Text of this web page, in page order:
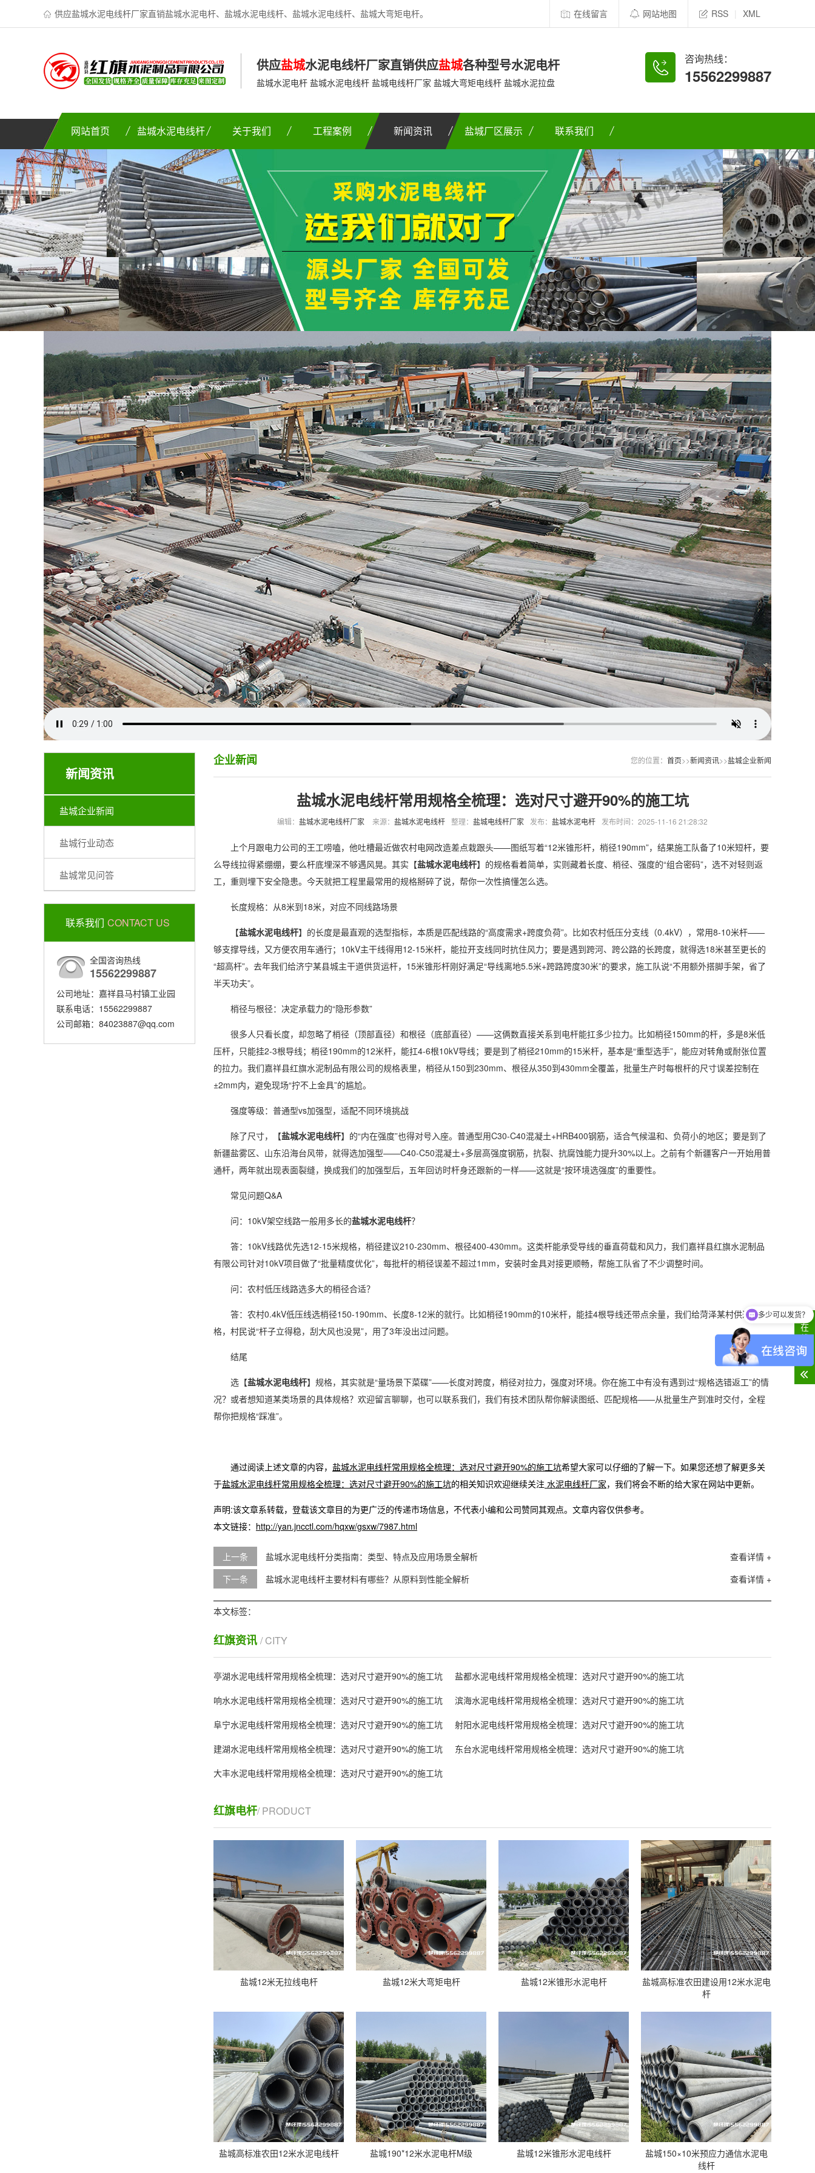
供应盐城水泥电线杆厂家直销盐城水泥电杆、盐城水泥电线杆、盐城水泥电线杆、盐城大弯矩电杆。 在线留言 网站地图 RSS XML
供应盐城水泥电线杆厂家直销供应盐城各种型号水泥电杆
盐城水泥电杆 盐城水泥电线杆 盐城电线杆厂家 盐城大弯矩电线杆 盐城水泥拉盘
咨询热线：
15562299887
网站首页 盐城水泥电线杆 关于我们 工程案例 新闻资讯 盐城厂区展示 联系我们
新闻资讯
盐城企业新闻
盐城行业动态
盐城常见问答
联系我们 CONTACT US
全国咨询热线
15562299887
公司地址：嘉祥县马村镇工业园
联系电话：15562299887
公司邮箱：84023887@qq.com
您的位置： 首页>>新闻资讯>>盐城企业新闻
企业新闻
盐城水泥电线杆常用规格全梳理：选对尺寸避开90%的施工坑
编辑： 盐城水泥电线杆厂家 来源： 盐城水泥电线杆 整理： 盐城电线杆厂家 发布： 盐城水泥电杆 发布时间：2025-11-16 21:28:32
上个月跟电力公司的王工唠嗑，他吐槽最近做农村电网改造差点栽跟头——图纸写着“12米锥形杆，梢径190mm”，结果施工队备了10米短杆，要
么导线拉得紧绷绷，要么杆底埋深不够遇风晃。其实【盐城水泥电线杆】的规格看着简单，实则藏着长度、梢径、强度的“组合密码”，选不对轻则返
工，重则埋下安全隐患。今天就把工程里最常用的规格掰碎了说，帮你一次性搞懂怎么选。
长度规格：从8米到18米，对应不同线路场景
【盐城水泥电线杆】的长度是最直观的选型指标，本质是匹配线路的“高度需求+跨度负荷”。比如农村低压分支线（0.4kV），常用8-10米杆——
够支撑导线，又方便农用车通行；10kV主干线得用12-15米杆，能拉开支线同时抗住风力；要是遇到跨河、跨公路的长跨度，就得选18米甚至更长的
“超高杆”。去年我们给济宁某县城主干道供货运杆，15米锥形杆刚好满足“导线离地5.5米+跨路跨度30米”的要求，施工队说“不用额外搭脚手架，省了
半天功夫”。
梢径与根径：决定承载力的“隐形参数”
很多人只看长度，却忽略了梢径（顶部直径）和根径（底部直径）——这俩数直接关系到电杆能扛多少拉力。比如梢径150mm的杆，多是8米低
压杆，只能挂2-3根导线；梢径190mm的12米杆，能扛4-6根10kV导线；要是到了梢径210mm的15米杆，基本是“重型选手”，能应对转角或耐张位置
的拉力。我们嘉祥县红旗水泥制品有限公司的规格表里，梢径从150到230mm、根径从350到430mm全覆盖，批量生产时每根杆的尺寸误差控制在
±2mm内，避免现场“拧不上金具”的尴尬。
强度等级：普通型vs加强型，适配不同环境挑战
除了尺寸，【盐城水泥电线杆】的“内在强度”也得对号入座。普通型用C30-C40混凝土+HRB400钢筋，适合气候温和、负荷小的地区；要是到了
新疆盐雾区、山东沿海台风带，就得选加强型——C40-C50混凝土+多层高强度钢筋，抗裂、抗腐蚀能力提升30%以上。之前有个新疆客户一开始用普
通杆，两年就出现表面裂缝，换成我们的加强型后，五年回访时杆身还跟新的一样——这就是“按环境选强度”的重要性。
常见问题Q&A
问：10kV架空线路一般用多长的盐城水泥电线杆？
答：10kV线路优先选12-15米规格，梢径建议210-230mm、根径400-430mm。这类杆能承受导线的垂直荷载和风力，我们嘉祥县红旗水泥制品
有限公司针对10kV项目做了“批量精度优化”，每批杆的梢径误差不超过1mm，安装时金具对接更顺畅，帮施工队省了不少调整时间。
问：农村低压线路选多大的梢径合适？
答：农村0.4kV低压线选梢径150-190mm、长度8-12米的就行。比如梢径190mm的10米杆，能挂4根导线还带点余量，我们给菏泽某村供过这规
格，村民说“杆子立得稳，刮大风也没晃”，用了3年没出过问题。
结尾
选【盐城水泥电线杆】规格，其实就是“量场景下菜碟”——长度对跨度，梢径对拉力，强度对环境。你在施工中有没有遇到过“规格选错返工”的情
况？或者想知道某类场景的具体规格？欢迎留言聊聊，也可以联系我们，我们有技术团队帮你解读图纸、匹配规格——从批量生产到准时交付，全程
帮你把规格“踩准”。
通过阅读上述文章的内容， 盐城水泥电线杆常用规格全梳理：选对尺寸避开90%的施工坑希望大家可以仔细的了解一下。如果您还想了解更多关
于盐城水泥电线杆常用规格全梳理：选对尺寸避开90%的施工坑的相关知识欢迎继续关注 水泥电线杆厂家，我们将会不断的给大家在网站中更新。
声明:该文章系转载，登载该文章目的为更广泛的传递市场信息，不代表小编和公司赞同其观点。文章内容仅供参考。
本文链接： http://yan.jncctl.com/hqxw/gsxw/7987.html
上一条 查看详情 +
盐城水泥电线杆分类指南：类型、特点及应用场景全解析
下一条
查看详情 +
盐城水泥电线杆主要材料有哪些？从原料到性能全解析
本文标签：
红旗资讯 / CITY
亭湖水泥电线杆常用规格全梳理：选对尺寸避开90%的施工坑
盐都水泥电线杆常用规格全梳理：选对尺寸避开90%的施工坑
响水水泥电线杆常用规格全梳理：选对尺寸避开90%的施工坑
滨海水泥电线杆常用规格全梳理：选对尺寸避开90%的施工坑
阜宁水泥电线杆常用规格全梳理：选对尺寸避开90%的施工坑
射阳水泥电线杆常用规格全梳理：选对尺寸避开90%的施工坑
建湖水泥电线杆常用规格全梳理：选对尺寸避开90%的施工坑
东台水泥电线杆常用规格全梳理：选对尺寸避开90%的施工坑
大丰水泥电线杆常用规格全梳理：选对尺寸避开90%的施工坑
红旗电杆/ PRODUCT
盐城12米无拉线电杆 盐城12米大弯矩电杆 盐城12米锥形水泥电杆
盐城高标准农田建设用12米水泥电
杆
盐城高标准农田12米水泥电线杆 盐城190*12米水泥电杆M级 盐城12米锥形水泥电线杆
盐城150×10米预应力通信水泥电
线杆
在
线
客
服
你们公司在哪里？